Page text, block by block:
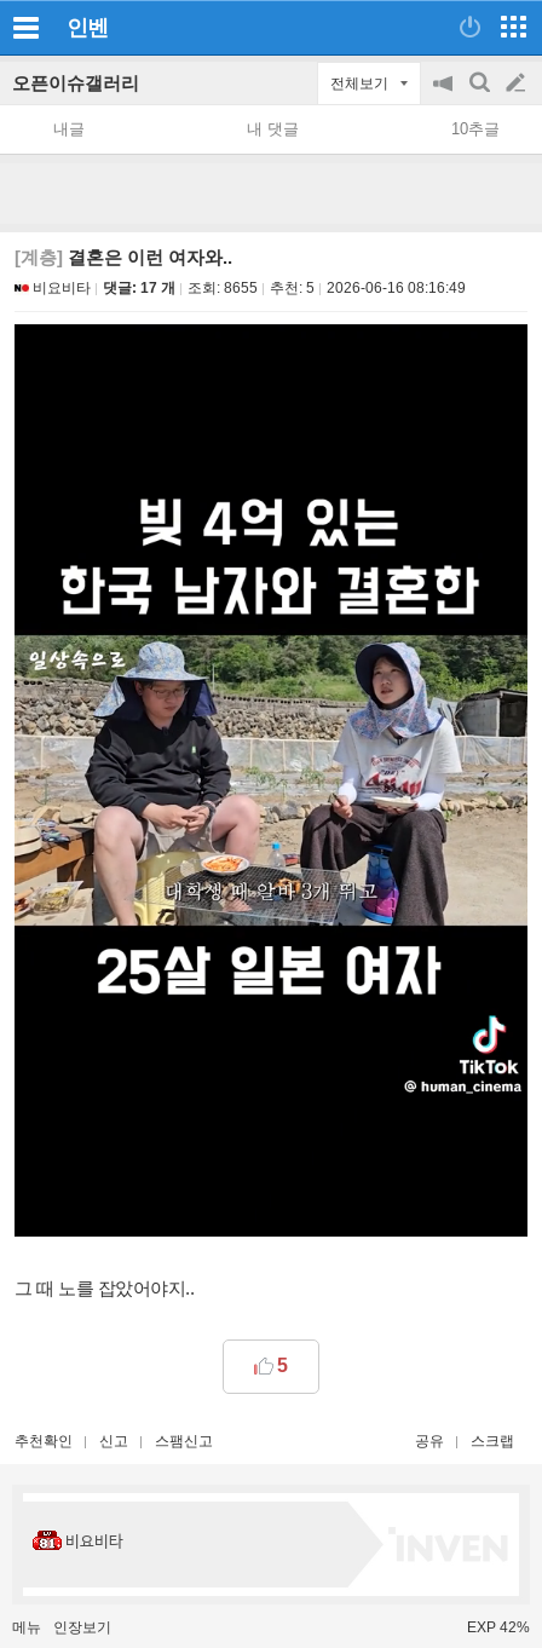
인벤
오픈이슈갤러리 전체보기
공
지
on/off
검
색
글
쓰
내글 내 댓글 10추글
[계층] 결혼은 이런 여자와..
비요비타 댓글: 17 개 조회: 8655 추천: 5 2026-06-16 08:16:49
그 때 노를 잡았어야지..
5
추천확인 신고 스팸신고 공유 스크랩
비요비타
메뉴 인장보기 EXP 42%